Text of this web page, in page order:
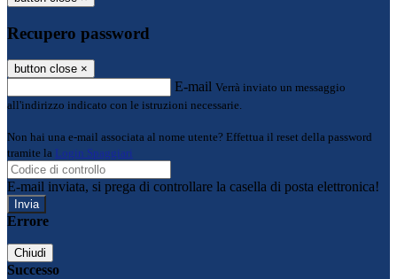
Recupero password
button close ×
E-mail Verrà inviato un messaggio
all'indirizzo indicato con le istruzioni necessarie.
Non hai una e-mail associata al nome utente? Effettua il reset della password
tramite la Login Spaggiari
E-mail inviata, si prega di controllare la casella di posta elettronica!
Errore
Chiudi
Successo